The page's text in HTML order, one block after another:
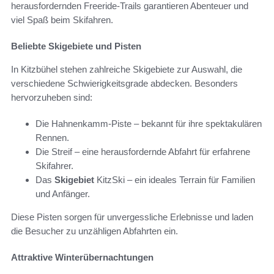
herausfordernden Freeride-Trails garantieren Abenteuer und
viel Spaß beim Skifahren.
Beliebte Skigebiete und Pisten
In Kitzbühel stehen zahlreiche Skigebiete zur Auswahl, die
verschiedene Schwierigkeitsgrade abdecken. Besonders
hervorzuheben sind:
Die Hahnenkamm-Piste – bekannt für ihre spektakulären
Rennen.
Die Streif – eine herausfordernde Abfahrt für erfahrene
Skifahrer.
Das Skigebiet KitzSki – ein ideales Terrain für Familien
und Anfänger.
Diese Pisten sorgen für unvergessliche Erlebnisse und laden
die Besucher zu unzähligen Abfahrten ein.
Attraktive Winterübernachtungen